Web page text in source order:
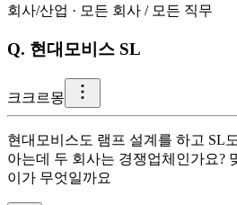
회사/산업 · 모든 회사 / 모든 직무
Q. 현대모비스 SL
크 크르몽
현대모비스도 램프 설계를 하고 SL
아는데 두 회사는 경쟁업체인가요?
이가 무엇일까요